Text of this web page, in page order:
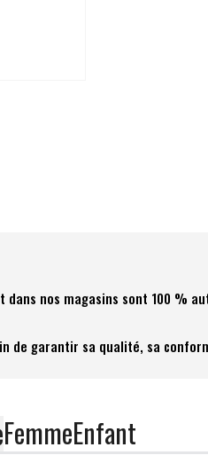
nos magasins sont 100 %
de garantir sa qualité, sa
FemmeEnfant